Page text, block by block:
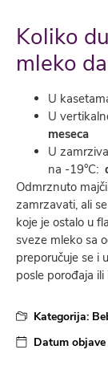
Koliko
mleko
U
U
meseca
U
na -19°C:
Odmrznuto
zamrzavati, ali
koje je ostalo u
sveze mleko sa
preporučuje se i
posle porođaja
Kategorija:
Datum